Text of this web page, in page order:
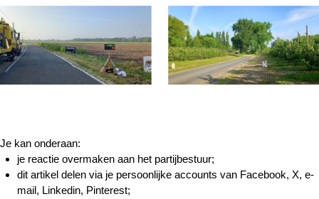
Je kan onderaan:
je reactie overmaken aan het partijbestuur;
dit artikel delen via je persoonlijke accounts van Facebook, X, e-
mail, Linkedin, Pinterest;